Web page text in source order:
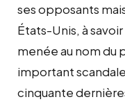
ses opposants
États-Unis, à
menée au nom du
important
cinquante